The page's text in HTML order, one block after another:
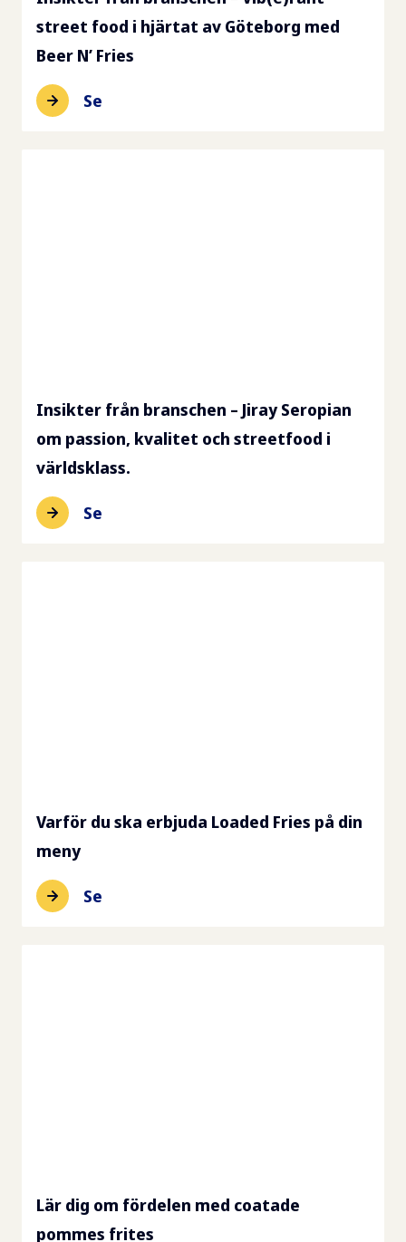
street food i hjärtat av Göteborg med
Beer N’ Fries
Se
Insikter från branschen – Jiray Seropian
om passion, kvalitet och streetfood i
världsklass.
Se
Varför du ska erbjuda Loaded Fries på din
meny
Se
Lär dig om fördelen med coatade
pommes frites